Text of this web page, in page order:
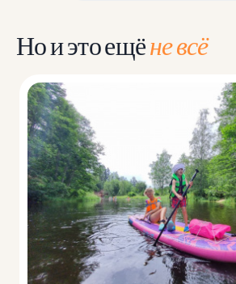
Но и это ещёне всё